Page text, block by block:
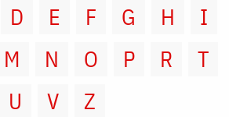
D E F G H
I
M N O P R
T
U
V Z